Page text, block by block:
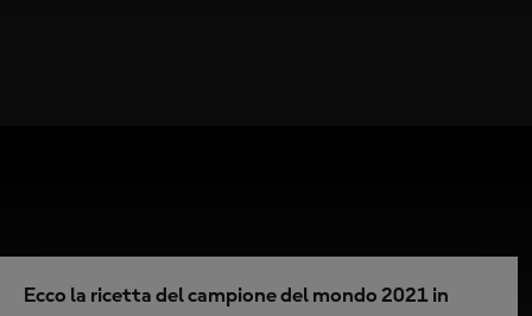
Ecco la ricetta del campione del mondo 2021 in